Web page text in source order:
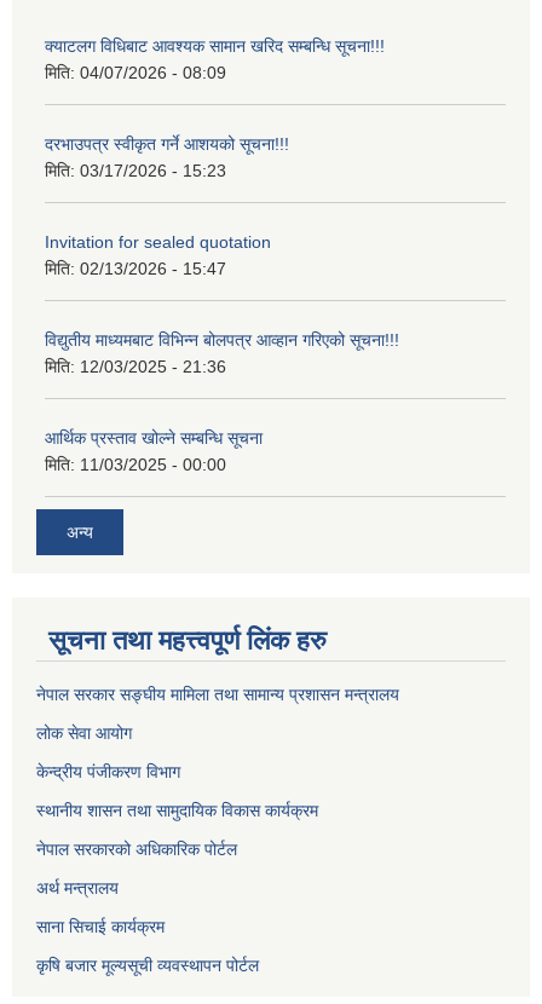
क्याटलग विधिबाट आवश्यक सामान खरिद सम्बन्धि सूचना!!!
मिति: 04/07/2026 - 08:09
दरभाउपत्र स्वीकृत गर्ने आशयको सूचना!!!
मिति: 03/17/2026 - 15:23
Invitation for sealed quotation
मिति: 02/13/2026 - 15:47
विद्युतीय माध्यमबाट विभिन्न बोलपत्र आव्हान गरिएको सूचना!!!
मिति: 12/03/2025 - 21:36
आर्थिक प्रस्ताव खोल्ने सम्बन्धि सूचना
मिति: 11/03/2025 - 00:00
अन्य
सूचना तथा महत्त्वपूर्ण लिंक हरु
नेपाल सरकार सङ्घीय मामिला तथा सामान्य प्रशासन मन्त्रालय
लोक सेवा आयोग
केन्द्रीय पंजीकरण विभाग
स्थानीय शासन तथा सामुदायिक विकास कार्यक्रम
नेपाल सरकारको अधिकारिक पोर्टल
अर्थ मन्त्रालय
साना सिचाई कार्यक्रम
कृषि बजार मूल्यसूची व्यवस्थापन पोर्टल